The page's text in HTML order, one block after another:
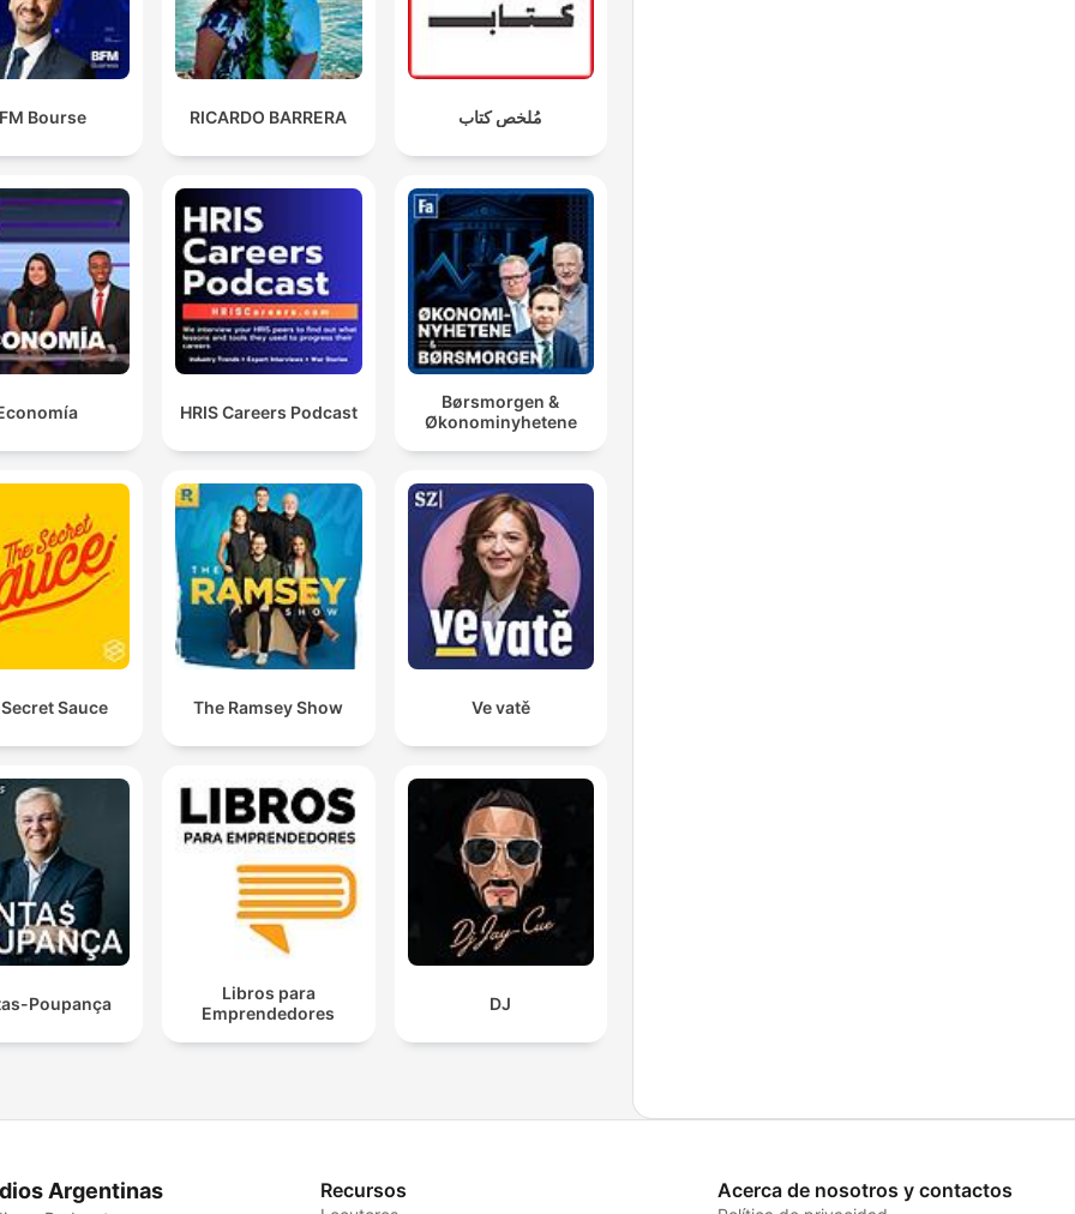
Bourse RICARDO BARRERA مُلخص كتاب
HRIS Careers Podcast
Børsmorgen &
Økonominyhetene
Sauce The Ramsey Show Ve vatě
Poupança
Libros para
Emprendedores
DJ
Argentinas Recursos Acerca de nosotros y contactos